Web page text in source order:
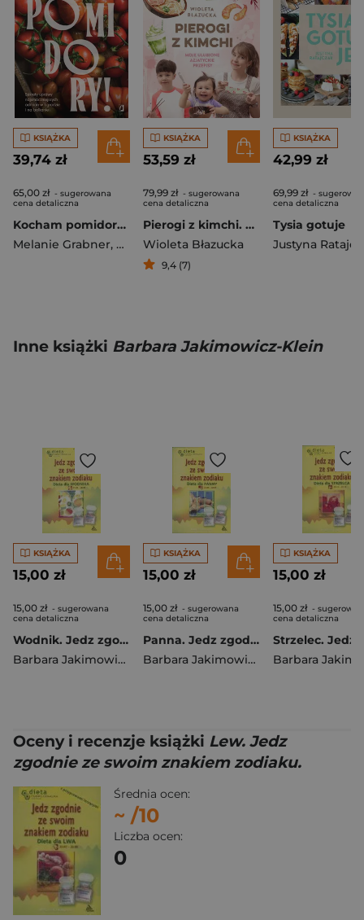
KSIĄŻKA
39,74 zł
65,00 zł - sugerowana
cena detaliczna
Kocham pomidory! Sekrety uprawy najsmaczniejszych odmian w ogrodzie i na balkonie.
Melanie Grabner, Christine Weidenweber
KSIĄŻKA
53,59 zł
79,99 zł - sugerowana
cena detaliczna
Pierogi z kimchi. Moje ulubione azjatyckie przepisy
Wioleta Błazucka
9,4 (7)
KSIĄŻKA
42,99 zł
69,99 zł -
cena detaliczna
Tysia gotuje
Justyna
Inne książki Barbara Jakimowicz-Klein
KSIĄŻKA
15,00 zł
15,00 zł - sugerowana
cena detaliczna
Wodnik. Jedz zgodnie ze swoim znakiem zodiaku
Barbara Jakimowicz-Klein
KSIĄŻKA
15,00 zł
15,00 zł - sugerowana
cena detaliczna
Panna. Jedz zgodnie ze swoim znakiem zodiaku
Barbara Jakimowicz-Klein
KSIĄŻKA
15,00 zł
15,00 zł -
cena detaliczna
Oceny i recenzje książki Lew. Jedz
zgodnie ze swoim znakiem zodiaku.
Średnia ocen:
~ /10
Liczba ocen:
0